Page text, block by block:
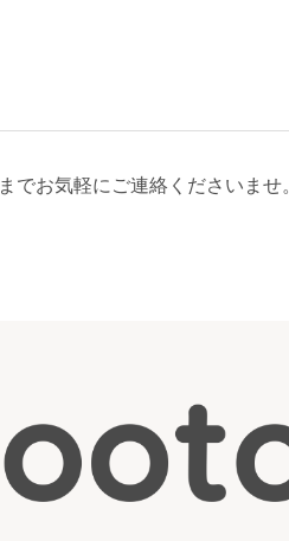
までお気軽にご連絡くださいませ。